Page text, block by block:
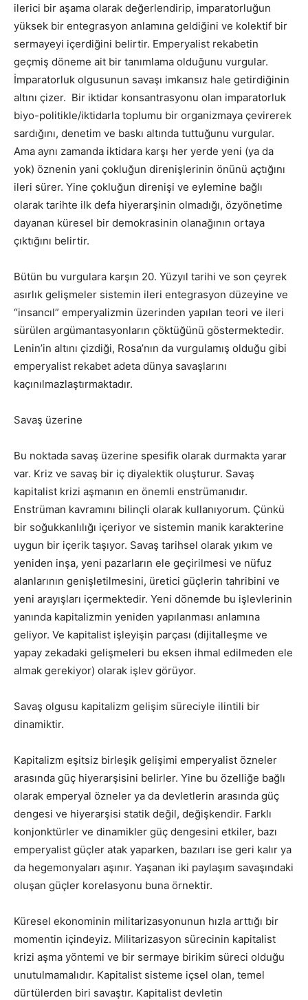
ilerici bir aşama olarak değerlendirip, imparatorluğun
yüksek bir entegrasyon anlamına geldiğini ve kolektif bir
sermayeyi içerdiğini belirtir. Emperyalist rekabetin
geçmiş döneme ait bir tanımlama olduğunu vurgular.
İmparatorluk olgusunun savaşı imkansız hale getirdiğinin
altını çizer. Bir iktidar konsantrasyonu olan imparatorluk
biyo-politikle/iktidarla toplumu bir organizmaya çevirerek
sardığını, denetim ve baskı altında tuttuğunu vurgular.
Ama aynı zamanda iktidara karşı her yerde yeni (ya da
yok) öznenin yani çokluğun direnişlerinin önünü açtığını
ileri sürer. Yine çokluğun direnişi ve eylemine bağlı
olarak tarihte ilk defa hiyerarşinin olmadığı, özyönetime
dayanan küresel bir demokrasinin olanağının ortaya
çıktığını belirtir.
Bütün bu vurgulara karşın 20. Yüzyıl tarihi ve son çeyrek
asırlık gelişmeler sistemin ileri entegrasyon düzeyine ve
“insancıl” emperyalizmin üzerinden yapılan teori ve ileri
sürülen argümantasyonların çöktüğünü göstermektedir.
Lenin’in altını çizdiği, Rosa’nın da vurgulamış olduğu gibi
emperyalist rekabet adeta dünya savaşlarını
kaçınılmazlaştırmaktadır.
Savaş üzerine
Bu noktada savaş üzerine spesifik olarak durmakta yarar
var. Kriz ve savaş bir iç diyalektik oluşturur. Savaş
kapitalist krizi aşmanın en önemli enstrümanıdır.
Enstrüman kavramını bilinçli olarak kullanıyorum. Çünkü
bir soğukkanlılığı içeriyor ve sistemin manik karakterine
uygun bir içerik taşıyor. Savaş tarihsel olarak yıkım ve
yeniden inşa, yeni pazarların ele geçirilmesi ve nüfuz
alanlarının genişletilmesini, üretici güçlerin tahribini ve
yeni arayışları içermektedir. Yeni dönemde bu işlevlerinin
yanında kapitalizmin yeniden yapılanması anlamına
geliyor. Ve kapitalist işleyişin parçası (dijitalleşme ve
yapay zekadaki gelişmeleri bu eksen ihmal edilmeden ele
almak gerekiyor) olarak işlev görüyor.
Savaş olgusu kapitalizm gelişim süreciyle ilintili bir
dinamiktir.
Kapitalizm eşitsiz birleşik gelişimi emperyalist özneler
arasında güç hiyerarşisini belirler. Yine bu özelliğe bağlı
olarak emperyal özneler ya da devletlerin arasında güç
dengesi ve hiyerarşisi statik değil, değişkendir. Farklı
konjonktürler ve dinamikler güç dengesini etkiler, bazı
emperyalist güçler atak yaparken, bazıları ise geri kalır ya
da hegemonyaları aşınır. Yaşanan iki paylaşım savaşındaki
oluşan güçler korelasyonu buna örnektir.
Küresel ekonominin militarizasyonunun hızla arttığı bir
momentin içindeyiz. Militarizasyon sürecinin kapitalist
krizi aşma yöntemi ve bir sermaye birikim süreci olduğu
unutulmamalıdır. Kapitalist sisteme içsel olan, temel
dürtülerden biri savaştır. Kapitalist devletin